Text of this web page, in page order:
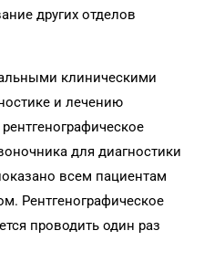
других отделов
клиническими
и лечению
для диагностики
всем пациентам
Рентгенографическое
проводить один раз